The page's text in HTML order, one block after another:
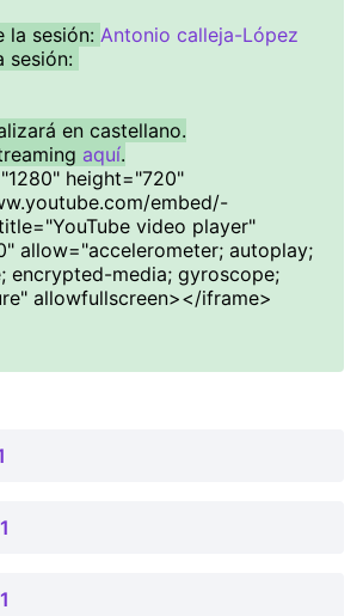
la sesión: Antonio calleja-López
sesión:
izará en castellano.
aquí.
height="720"
embed/-
video player"
allow="accelerometer; autoplay;
encrypted-media; gyroscope;
allowfullscreen></iframe>